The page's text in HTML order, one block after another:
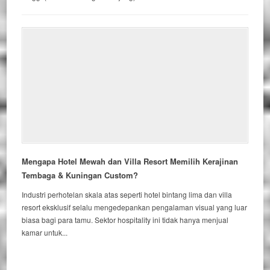
Mengapa Hotel Mewah dan Villa Resort Memilih Kerajinan
Tembaga & Kuningan Custom?
Industri perhotelan skala atas seperti hotel bintang lima dan villa
resort eksklusif selalu mengedepankan pengalaman visual yang luar
biasa bagi para tamu. Sektor hospitality ini tidak hanya menjual
kamar untuk...